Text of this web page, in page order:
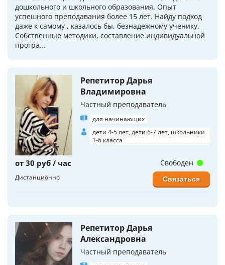
дошкольного и школьного образования. Опыт
успешного преподавания более 15 лет. Найду подход
даже к самому , казалось бы, безнадежному ученику.
Собственные методики, составление индивидуальной
програ...
Репетитор Дарья
Владимировна
Частный преподаватель
для начинающих
дети 4-5 лет, дети 6-7 лет, школьники
1-6 класса
от 30 руб / час
Дистанционно
Свободен
Связаться
Репетитор Дарья
Александровна
Частный преподаватель